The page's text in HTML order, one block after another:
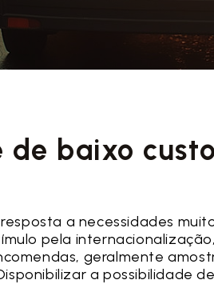
baixo custo
a necessidades
pela
geralmente
a possibilidade